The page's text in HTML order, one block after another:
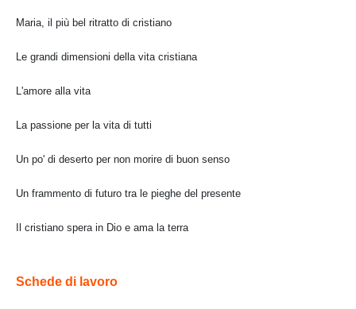
Maria, il più bel ritratto di cristiano
Le grandi dimensioni della vita cristiana
L'amore alla vita
La passione per la vita di tutti
Un po' di deserto per non morire di buon senso
Un frammento di futuro tra le pieghe del presente
Il cristiano spera in Dio e ama la terra
Schede di lavoro